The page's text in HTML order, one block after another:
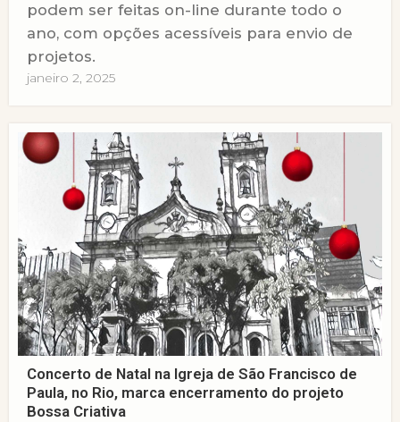
podem ser feitas on-line durante todo o
ano, com opções acessíveis para envio de
projetos.
janeiro 2, 2025
Concerto de Natal na Igreja de São Francisco de
Paula, no Rio, marca encerramento do projeto
Bossa Criativa